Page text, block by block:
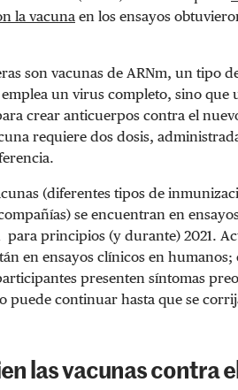
la vacuna en los ensayos
son vacunas de ARNm, un tipo
un virus completo, sino que
crear anticuerpos contra el
requiere dos dosis,
(diferentes tipos de
se encuentran en
para principios (y durante) 2021.
en ensayos clínicos en
presenten síntomas
puede continuar hasta que se
las vacunas contra